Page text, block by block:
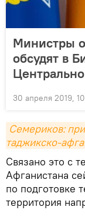
Министры
обсудят в
30 апреля 2019,
Семериков:
таджикско-
Связано это с
Афганистана
по подготовке
территория